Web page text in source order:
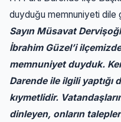
duyduğu memnuniyeti dile
Sayın Müsavat
İbrahim Güzel’i
memnuniyet duyduk.
Darende ile ilgili
kıymetlidir.
dinleyen, onların